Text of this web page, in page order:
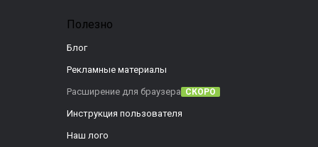
Полезно
Блог
Рекламные материалы
Расширение для браузера СКОРО
Инструкция пользователя
Наш лого